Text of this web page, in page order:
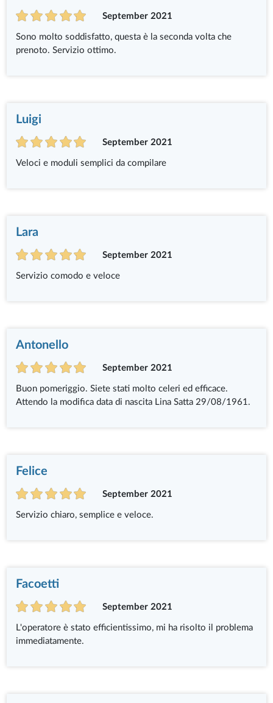
September 2021
Sono molto soddisfatto, questa è la seconda volta che
prenoto. Servizio ottimo.
Luigi
September 2021
Veloci e moduli semplici da compilare
Lara
September 2021
Servizio comodo e veloce
Antonello
September 2021
Buon pomeriggio. Siete stati molto celeri ed efficace.
Attendo la modifica data di nascita Lina Satta 29/08/1961.
Felice
September 2021
Servizio chiaro, semplice e veloce.
Facoetti
September 2021
L'operatore è stato efficientissimo, mi ha risolto il problema
immediatamente.